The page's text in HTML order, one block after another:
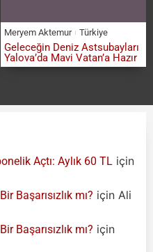
Meryem Aktemur Türkiye
Geleceğin Deniz Astsubayları
Yalova’da Mavi Vatan’a Hazır
Açtı: Aylık 60 TL için
Başarısızlık mı? için Ali
Başarısızlık mı? için